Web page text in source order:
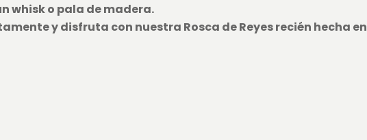
whisk o pala de madera.
y disfruta con nuestra Rosca de Reyes recién hecha en